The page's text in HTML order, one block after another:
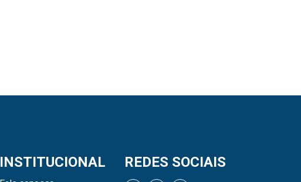
INSTITUCIONAL REDES SOCIAIS